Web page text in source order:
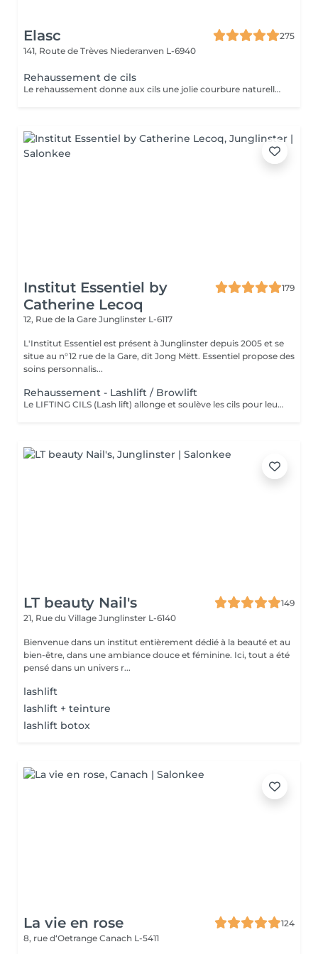
Elasc
275
141, Route de Trèves Niederanven L-6940
Rehaussement de cils
Le rehaussement donne aux cils une jolie courbure naturelle afin d'ouvrir le regard. La kératine apporte aux cils résistance, solidité et vitalité. Misencil est une gamme de produits spécifique pour le contour de l'oeil. Tenue : environ 5 semaines.
Institut Essentiel by
Catherine Lecoq
179
12, Rue de la Gare Junglinster L-6117
L'Institut Essentiel est présent à Junglinster depuis 2005 et se
situe au n°12 rue de la Gare, dit Jong Mëtt. Essentiel propose des
soins personnalis...
Rehaussement - Lashlift / Browlift
Le LIFTING CILS (Lash lift) allonge et soulève les cils pour leur donner un "effet mascara". Cela rajeunit et ouvre le regard. Convient également aux cils courts. Important: déconseillé pendant la grossesse. Retirer les lentilles avant l'intervention! Le LIFTING SOURCILS (Brow lift) dresse les poils et épaissit ainsi les sourcils. Cela permet de redéfinir la ligne des sourcils. Effet anti-âge garantit! Tenue du lifting (4-6 semaines) sans entretien
LT beauty Nail's
149
21, Rue du Village Junglinster L-6140
Bienvenue dans un institut entièrement dédié à la beauté et au
bien-être, dans une ambiance douce et féminine. Ici, tout a été
pensé dans un univers r...
lashlift
lashlift + teinture
lashlift botox
La vie en rose
124
8, rue d‘Oetrange Canach L-5411